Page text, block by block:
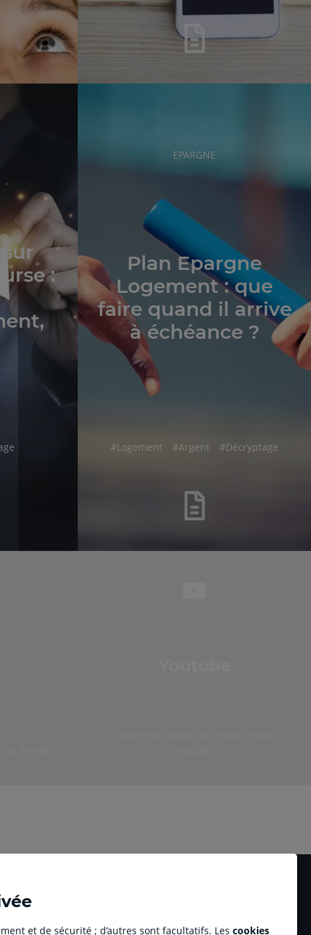
et de sécurité ; d’autres sont facultatifs. Les cookies
:
RUBRIQUE
EPARGNE
Plan Epargne
Logement : que
faire quand il arrive
à échéance ?
hashtag
#Logement hashtag
#Argent hashtag
#Décryptage